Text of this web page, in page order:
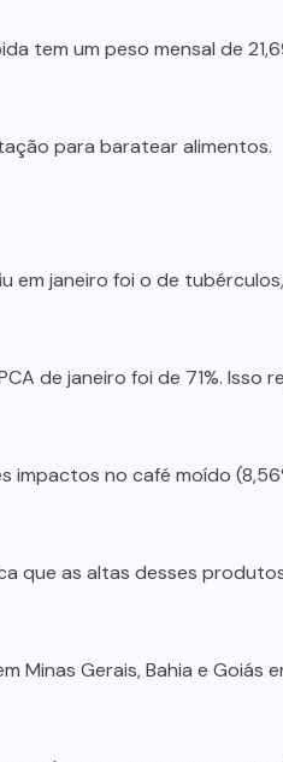
tem um peso mensal de
para baratear alimentos.
em janeiro foi o de
de janeiro foi de 71%.
impactos no café moído
que as altas desses
Minas Gerais, Bahia e